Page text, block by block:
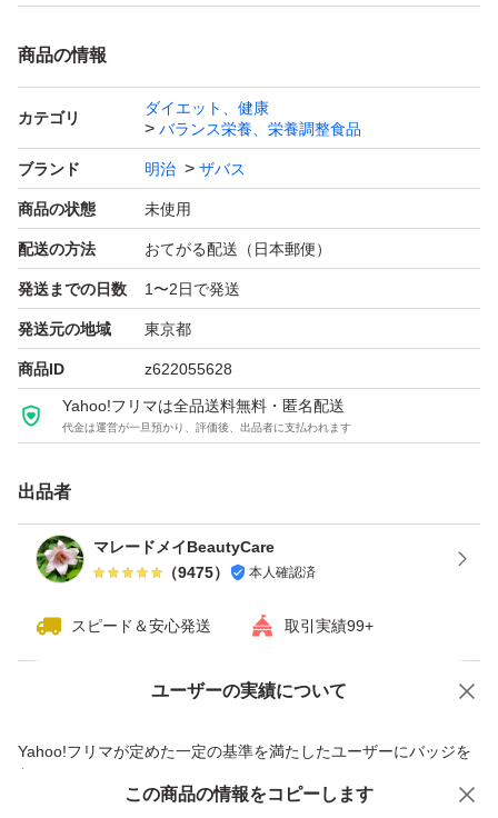
商品の情報
カテゴリ
ダイエット、健康
バランス栄養、栄養調整食品
ブランド 明治 ザバス
商品の状態 未使用
配送の方法 おてがる配送（日本郵便）
発送までの日数 1〜2日で発送
発送元の地域 東京都
商品ID z622055628
Yahoo!フリマは全品送料無料・匿名配送
代金は運営が一旦預かり、評価後、出品者に支払われます
出品者
マレードメイBeautyCare
（9475） 本人確認済
スピード＆安心発送 取引実績99+
ユーザーの実績について
Yahoo!フリマが定めた一定の基準を満たしたユーザーにバッジを
付与しています
価格の相談 商品への質問
この商品の情報をコピーします
この商品をみている人にオススメ